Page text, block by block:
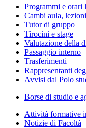
Programmi e orari
Cambi aula,
Tutor di gruppo
Tirocini e stage
Valutazione della
Passaggio interno
Trasferimenti
Rappresentanti
Avvisi dal Polo
Borse di studio e
Attività formative
Notizie di Facoltà